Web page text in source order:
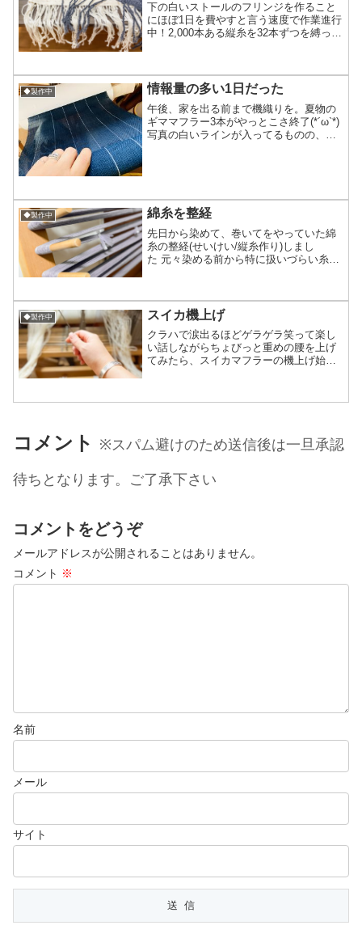
下の白いストールのフリンジを作ること
にほぼ1日を費やすと言う速度で作業進行
中！2,000本ある縦糸を32本ずつを縛って
ル1本とマフラー1本エビフライの尻尾以
外は明...
◆製作中 情報量の多い1日だった
午後、家を出る前まで機織りを。夏物の
ギママフラー3本がやっとこさ終了(*´ω`*)
写真の白いラインが入ってるものの、水
◆製作中 綿糸を整経
先日から染めて、巻いてをやっていた綿
糸の整経(せいけい/縦糸作り)しまし
た 元々染める前から特に扱いづらい糸で
た これらはお世話になった方々へ色味も
使いやすいグレーだし綿...
◆製作中 スイカ機上げ
クラハで涙出るほどゲラゲラ笑って楽し
い話しながらちょびっと重めの腰を上げ
てみたら、スイカマフラーの機上げ始ま
コメント ※スパム避けのため送信後は一旦承認
待ちとなります。ご了承下さい
コメントをどうぞ
メールアドレスが公開されることはありません。
コメント ※
名前
メール
サイト